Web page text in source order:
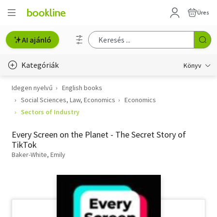
Üres
AI ajánló
Kategóriák Könyv
Életmód, egészség
Erotika
Gyermek- és ifjúsági
Hobbi, szabadidő
Idegen nyelvű
English books
Social Sciences, Law, Economics
Economics
Sectors of Industry
Every Screen on the Planet - The Secret Story of
TikTok
Baker-White, Emily